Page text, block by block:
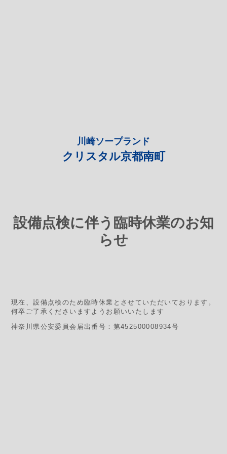
川崎ソープランド
クリスタル京都南町
設備点検に伴う臨時休業のお知
らせ
現在、設備点検のため臨時休業とさせていただいております。
何卒ご了承くださいますようお願いいたします
神奈川県公安委員会届出番号：第452500008934号